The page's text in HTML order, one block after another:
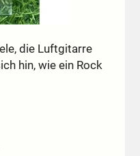
die Luftgitarre
hin, wie ein Rock